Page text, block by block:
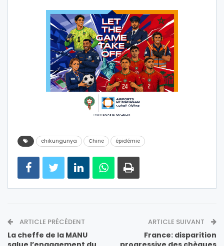
chikungunya Chine épidémie
ARTICLE PRÉCÉDENT
La cheffe de la MANU
ARTICLE SUIVANT
France: disparition